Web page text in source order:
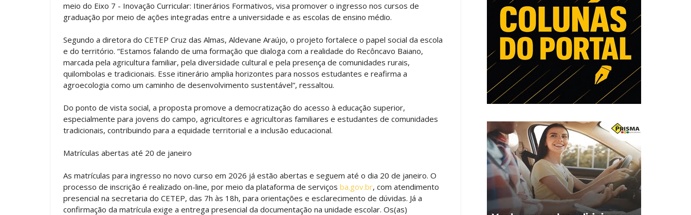
meio do Eixo 7 - Inovação Curricular: Itinerários Formativos, visa promover o ingresso nos cursos de
graduação por meio de ações integradas entre a universidade e as escolas de ensino médio.
Segundo a diretora do CETEP Cruz das Almas, Aldevane Araújo, o projeto fortalece o papel social da escola
e do território. “Estamos falando de uma formação que dialoga com a realidade do Recôncavo Baiano,
marcada pela agricultura familiar, pela diversidade cultural e pela presença de comunidades rurais,
quilombolas e tradicionais. Esse itinerário amplia horizontes para nossos estudantes e reafirma a
agroecologia como um caminho de desenvolvimento sustentável”, ressaltou.
Do ponto de vista social, a proposta promove a democratização do acesso à educação superior,
especialmente para jovens do campo, agricultores e agricultoras familiares e estudantes de comunidades
tradicionais, contribuindo para a equidade territorial e a inclusão educacional.
Matrículas abertas até 20 de janeiro
As matrículas para ingresso no novo curso em 2026 já estão abertas e seguem até o dia 20 de janeiro. O
processo de inscrição é realizado on-line, por meio da plataforma de serviços ba.gov.br, com atendimento
presencial na secretaria do CETEP, das 7h às 18h, para orientações e esclarecimento de dúvidas. Já a
confirmação da matrícula exige a entrega presencial da documentação na unidade escolar. Os(as)